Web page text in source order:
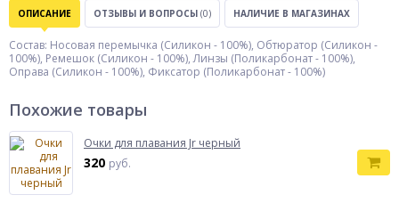
ОПИСАНИЕ ОТЗЫВЫ И ВОПРОСЫ (0) НАЛИЧИЕ В МАГАЗИНАХ
Состав: Носовая перемычка (Силикон - 100%), Обтюратор (Силикон -
100%), Ремешок (Силикон - 100%), Линзы (Поликарбонат - 100%),
Оправа (Силикон - 100%), Фиксатор (Поликарбонат - 100%)
Похожие товары
Очки для плавания Jr черный
320 руб.